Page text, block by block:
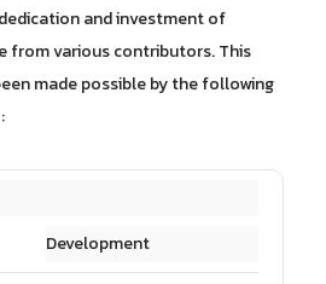
and investment of
from various contributors. This
made possible by the following
:
Development